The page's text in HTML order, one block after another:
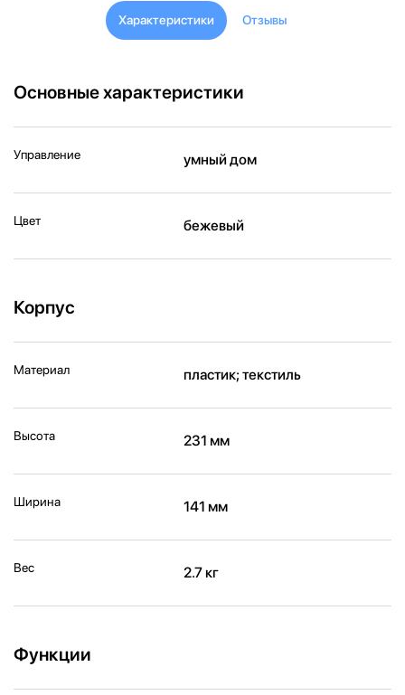
Характеристики Отзывы
Основные характеристики
Управление умный дом
Цвет бежевый
Корпус
Материал пластик; текстиль
Высота 231 мм
Ширина 141 мм
Вес 2.7 кг
Функции